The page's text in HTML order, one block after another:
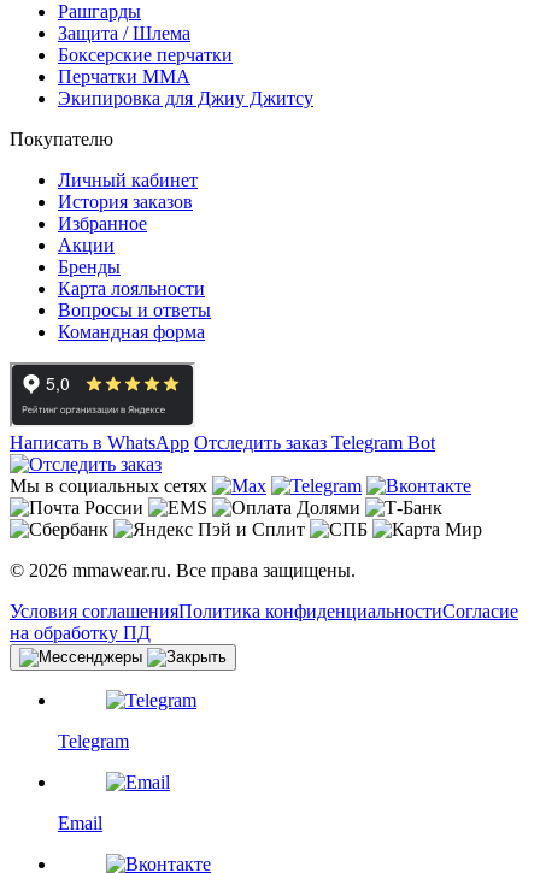
Рашгарды
Защита / Шлема
Боксерские перчатки
Перчатки ММА
Экипировка для Джиу Джитсу
Покупателю
Личный кабинет
История заказов
Избранное
Акции
Бренды
Карта лояльности
Вопросы и ответы
Командная форма
Написать в WhatsApp Отследить заказ Telegram Bot
Мы в социальных сетях
© 2026 mmawear.ru. Все права защищены.
Условия соглашенияПолитика конфиденциальностиСогласие
на обработку ПД
Telegram
Email